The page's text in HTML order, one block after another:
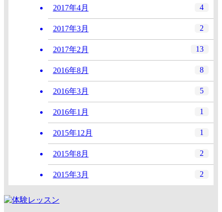
2017年4月 4
2017年3月 2
2017年2月 13
2016年8月 8
2016年3月 5
2016年1月 1
2015年12月 1
2015年8月 2
2015年3月 2